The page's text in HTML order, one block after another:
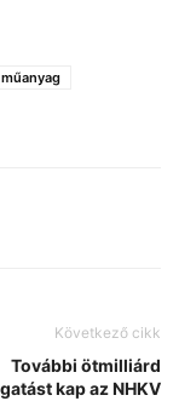
Következő cikk
További ötmilliárd
kap az NHKV